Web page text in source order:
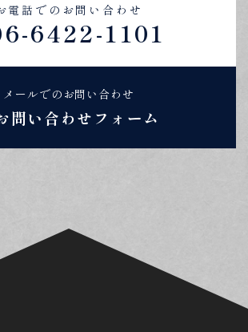
電話でのお問い合わせ
6422-1101
メールでのお問い合わせ
問い合わせフォーム